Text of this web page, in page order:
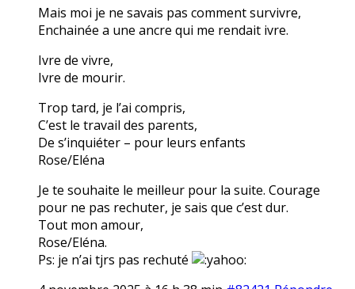
Mais moi je ne savais pas comment survivre,
Enchainée a une ancre qui me rendait ivre.
Ivre de vivre,
Ivre de mourir.
Trop tard, je l’ai compris,
C’est le travail des parents,
De s’inquiéter – pour leurs enfants
Rose/Eléna
Je te souhaite le meilleur pour la suite. Courage
pour ne pas rechuter, je sais que c’est dur.
Tout mon amour,
Rose/Eléna.
Ps: je n’ai tjrs pas rechuté